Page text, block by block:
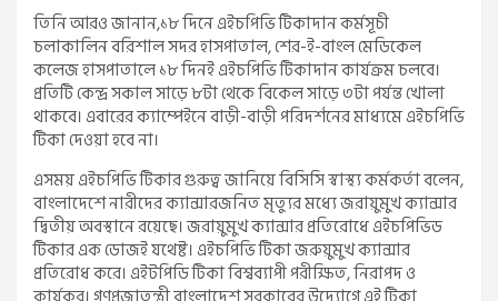
তিনি আরও জানান,১৮ দিনে এইচপিভি টিকাদান কর্মসূচী
চলাকালিন বরিশাল সদর হাসপাতাল, শের-ই-বাংল মেডিকেল
কলেজ হাসপাতালে ১৮ দিনই এইচপিভি টিকাদান কার্যক্রম চলবে।
প্রতিটি কেন্দ্র সকাল সাড়ে ৮টা থেকে বিকেল সাড়ে ৩টা পর্যন্ত খোলা
থাকবে। এবারের ক্যাম্পেইনে বাড়ী-বাড়ী পরিদর্শনের মাধ্যমে এইচপিভি
টিকা দেওয়া হবে না।
এসময় এইচপিভি টিকার গুরুত্ব জানিয়ে বিসিসি স্বাস্থ্য কর্মকর্তা বলেন,
বাংলাদেশে নারীদের ক্যান্সারজনিত মৃত্যুর মধ্যে জরায়ুমুখ ক্যান্সার
দ্বিতীয় অবস্থানে রয়েছে। জরায়ুমুখ ক্যান্সার প্রতিরোধে এইচপিভিড
টিকার এক ডোজই যথেষ্ট। এইচপিভি টিকা জরুয়ুমুখ ক্যান্সার
প্রতিরোধ করে। এইটপিডি টিকা বিশ্বব্যাপী পরীক্ষিত, নিরাপদ ও